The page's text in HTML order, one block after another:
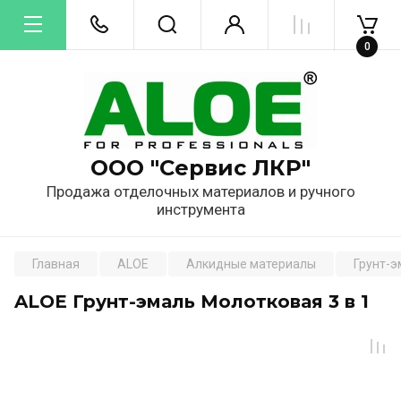
ООО "Сервис ЛКР"
Продажа отделочных материалов и ручного
инструмента
0
Главная ALOE Алкидные материалы Грунт-
ALOE Грунт-эмаль Молотковая 3 в 1